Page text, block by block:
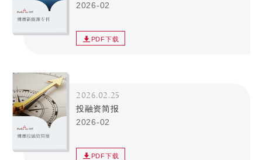
2026-02
PDF下载
2026.02.25
投融资简报
2026-02
PDF下载